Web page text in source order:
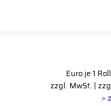
Euro je 1
zzgl. MwSt. |
>